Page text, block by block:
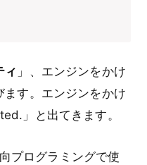
ィ 」、エンジンをかけ
ます。エンジンをかけ
」と出てきます。
プログラミングで使